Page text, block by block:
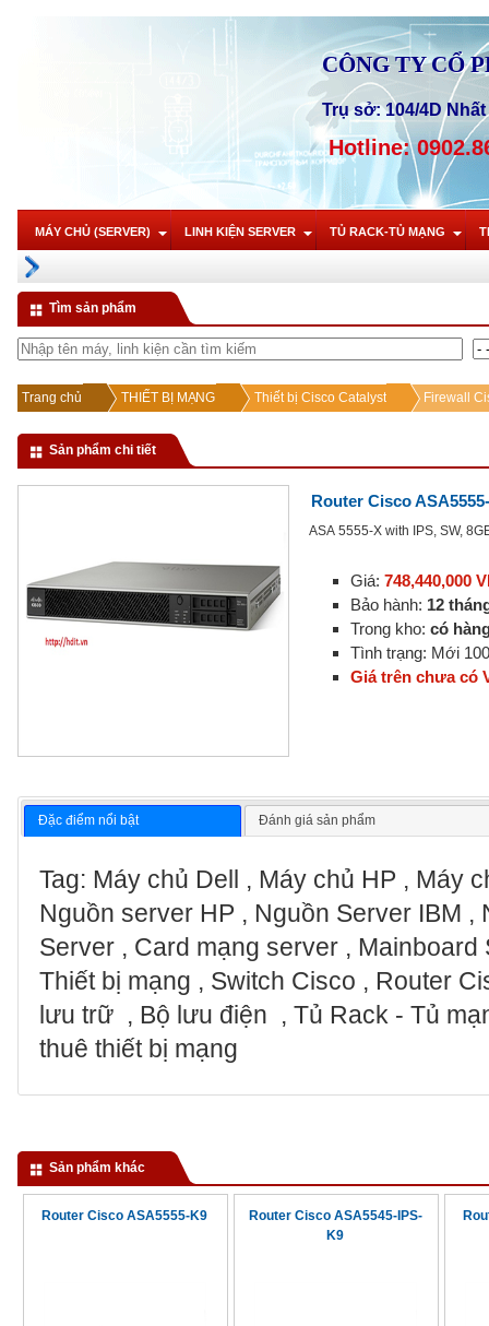
CÔNG TY CỔ
Trụ sở: 104/4D
Hotline:
MÁY CHỦ (SERVER) LINH KIỆN SERVER TỦ RACK-TỦ MẠNG
Tìm sản phẩm
Trang chủ THIẾT BỊ MẠNG Thiết bị Cisco Catalyst Firewall
Sản phẩm chi tiết
Router Cisco
ASA 5555-X with IPS, SW,
Giá:748,440,000
Bảo hành: 12
Trong kho:có
Tình trạng: Mới
Giá trên chưa có
Đặc điểm nổi bật Đánh giá sản phẩm
Tag: Máy chủ Dell , Máy chủ HP , Máy
Nguồn server HP , Nguồn Server IBM
Server , Card mạng server , Mainboard
Thiết bị mạng , Switch Cisco , Router
lưu trữ , Bộ lưu điện , Tủ Rack - Tủ
thuê thiết bị mạng
Sản phẩm khác
Router Cisco ASA5555-K9
Router Cisco ASA5545-IPS-
K9